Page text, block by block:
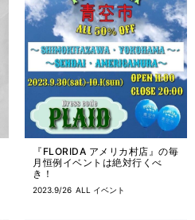
『FLORIDA アメリカ村店』の毎
月恒例イベントは絶対行くべ
き！
2023.9/26 ALL イベント